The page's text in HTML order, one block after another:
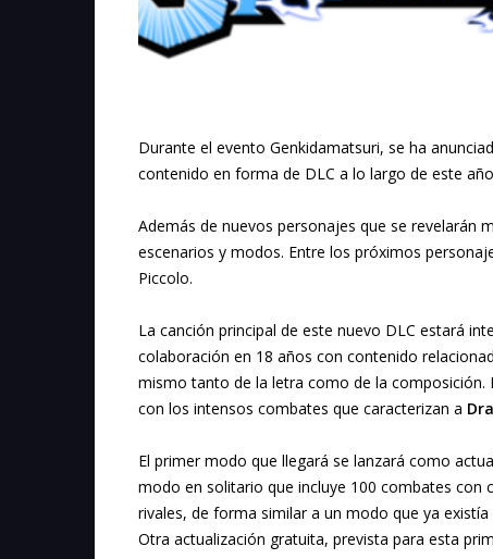
Durante el evento Genkidamatsuri, se ha
contenido en forma de DLC a lo largo de este
Además de nuevos personajes que se revelarán
escenarios y modos. Entre los próximos
Piccolo.
La canción principal de este nuevo DLC estará
colaboración en 18 años con contenido
mismo tanto de la letra como de la
con los intensos combates que caracterizan a
El primer modo que llegará se lanzará como
modo en solitario que incluye 100 combates
rivales, de forma similar a un modo que ya
Otra actualización gratuita, prevista para esta